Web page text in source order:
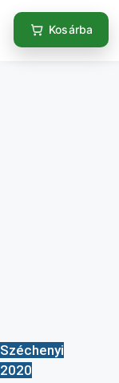
Kosárba
Széchenyi
2020